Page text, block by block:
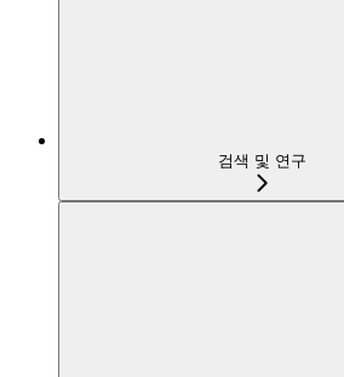
검색 및 연구